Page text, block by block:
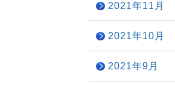
2021年11月
2021年10月
2021年9月